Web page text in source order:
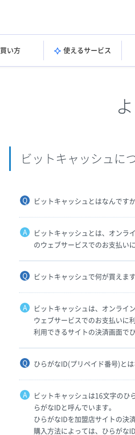
買い方 使えるサービス
ビットキャッシュに
ビットキャッシュとはなんです
ビットキャッシュとは、オンラ
のウェブサービスでのお支払い
ビットキャッシュで何が買えま
ビットキャッシュは、オンライ
ウェブサービスでのお支払いに
利用できるサイトの決済画面で
ひらがなID(プリペイド番号)とは
ビットキャッシュは16文字のひ
らがなIDと呼んでいます。
ひらがなIDを加盟店サイトの決
購入方法によっては、ひらがな